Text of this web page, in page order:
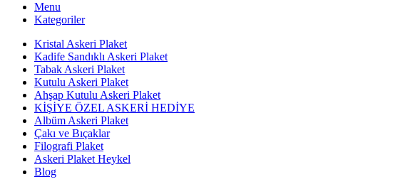
Menu
Kategoriler
Kristal Askeri Plaket
Kadife Sandıklı Askeri Plaket
Tabak Askeri Plaket
Kutulu Askeri Plaket
Ahşap Kutulu Askeri Plaket
KİŞİYE ÖZEL ASKERİ HEDİYE
Albüm Askeri Plaket
Çakı ve Bıçaklar
Filografi Plaket
Askeri Plaket Heykel
Blog